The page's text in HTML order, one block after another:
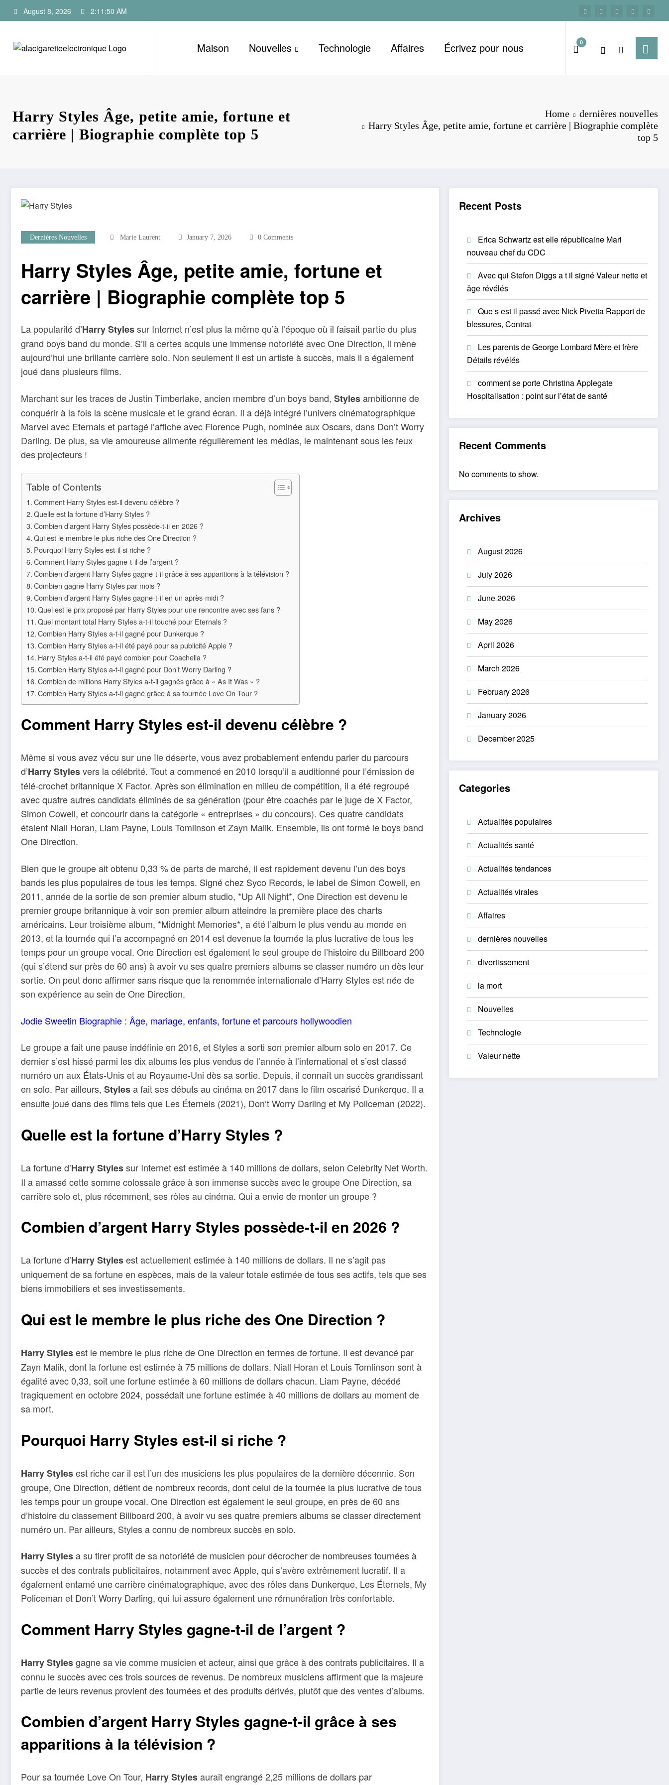
to
August 8, 2026 2:11:51 AM
Maison Nouvelles Technologie Affaires Écrivez pour nous 0
Harry Styles Âge, petite amie, fortune et
carrière | Biographie complète top 5
Home
dernières nouvelles
Harry Styles Âge, petite amie, fortune et carrière | Biographie complète
top 5
Dernières Nouvelles Marie Laurent January 7, 2026 0 Comments
Harry Styles Âge, petite amie, fortune et
carrière | Biographie complète top 5
La popularité d’Harry Stylessur Internet n’est plus la même qu’à l’époque où il faisait partie du plus
grand boys band du monde. S’il a certes acquis une immense notoriété avec One Direction, il mène
aujourd’hui une brillante carrière solo. Non seulement il est un artiste à succès, mais il a également
joué dans plusieurs films.
Marchant sur les traces de Justin Timberlake, ancien membre d’un boys band, Stylesambitionne de
conquérir à la fois la scène musicale et le grand écran. Il a déjà intégré l’univers cinématographique
Marvel avec Eternals et partagé l’affiche avec Florence Pugh, nominée aux Oscars, dans Don’t Worry
Darling. De plus, sa vie amoureuse alimente régulièrement les médias, le maintenant sous les feux
des projecteurs !
Table of Contents
Comment Harry Styles est-il devenu célèbre ?
Quelle est la fortune d’Harry Styles ?
Combien d’argent Harry Styles possède-t-il en 2026 ?
Qui est le membre le plus riche des One Direction ?
Pourquoi Harry Styles est-il si riche ?
Comment Harry Styles gagne-t-il de l’argent ?
Combien d’argent Harry Styles gagne-t-il grâce à ses apparitions à la télévision ?
Combien gagne Harry Styles par mois ?
Combien d’argent Harry Styles gagne-t-il en un après-midi ?
Quel est le prix proposé par Harry Styles pour une rencontre avec ses fans ?
Quel montant total Harry Styles a-t-il touché pour Eternals ?
Combien Harry Styles a-t-il gagné pour Dunkerque ?
Combien Harry Styles a-t-il été payé pour sa publicité Apple ?
Harry Styles a-t-il été payé combien pour Coachella ?
Combien Harry Styles a-t-il gagné pour Don’t Worry Darling ?
Combien de millions Harry Styles a-t-il gagnés grâce à « As It Was » ?
Combien Harry Styles a-t-il gagné grâce à sa tournée Love On Tour ?
Comment Harry Styles est-il devenu célèbre ?
Même si vous avez vécu sur une île déserte, vous avez probablement entendu parler du parcours
d’Harry Stylesvers la célébrité. Tout a commencé en 2010 lorsqu’il a auditionné pour l’émission de
télé-crochet britannique X Factor. Après son élimination en milieu de compétition, il a été regroupé
avec quatre autres candidats éliminés de sa génération (pour être coachés par le juge de X Factor,
Simon Cowell, et concourir dans la catégorie « entreprises » du concours). Ces quatre candidats
étaient Niall Horan, Liam Payne, Louis Tomlinson et Zayn Malik. Ensemble, ils ont formé le boys band
One Direction.
Bien que le groupe ait obtenu 0,33 % de parts de marché, il est rapidement devenu l’un des boys
bands les plus populaires de tous les temps. Signé chez Syco Records, le label de Simon Cowell, en
2011, année de la sortie de son premier album studio, *Up All Night*, One Direction est devenu le
premier groupe britannique à voir son premier album atteindre la première place des charts
américains. Leur troisième album, *Midnight Memories*, a été l’album le plus vendu au monde en
2013, et la tournée qui l’a accompagné en 2014 est devenue la tournée la plus lucrative de tous les
temps pour un groupe vocal. One Direction est également le seul groupe de l’histoire du Billboard 200
(qui s’étend sur près de 60 ans) à avoir vu ses quatre premiers albums se classer numéro un dès leur
sortie. On peut donc affirmer sans risque que la renommée internationale d’Harry Styles est née de
son expérience au sein de One Direction.
Jodie Sweetin Biographie : Âge, mariage, enfants, fortune et parcours hollywoodien
Le groupe a fait une pause indéfinie en 2016, et Styles a sorti son premier album solo en 2017. Ce
dernier s’est hissé parmi les dix albums les plus vendus de l’année à l’international et s’est classé
numéro un aux États-Unis et au Royaume-Uni dès sa sortie. Depuis, il connaît un succès grandissant
en solo. Par ailleurs, Stylesa fait ses débuts au cinéma en 2017 dans le film oscarisé Dunkerque. Il a
ensuite joué dans des films tels que Les Éternels (2021), Don’t Worry Darling et My Policeman (2022).
Quelle est la fortune d’Harry Styles ?
La fortune d’Harry Stylessur Internet est estimée à 140 millions de dollars, selon Celebrity Net Worth.
Il a amassé cette somme colossale grâce à son immense succès avec le groupe One Direction, sa
carrière solo et, plus récemment, ses rôles au cinéma. Qui a envie de monter un groupe ?
Combien d’argent Harry Styles possède-t-il en 2026 ?
La fortune d’Harry Stylesest actuellement estimée à 140 millions de dollars. Il ne s’agit pas
uniquement de sa fortune en espèces, mais de la valeur totale estimée de tous ses actifs, tels que ses
biens immobiliers et ses investissements.
Qui est le membre le plus riche des One Direction ?
Harry Stylesest le membre le plus riche de One Direction en termes de fortune. Il est devancé par
Zayn Malik, dont la fortune est estimée à 75 millions de dollars. Niall Horan et Louis Tomlinson sont à
égalité avec 0,33, soit une fortune estimée à 60 millions de dollars chacun. Liam Payne, décédé
tragiquement en octobre 2024, possédait une fortune estimée à 40 millions de dollars au moment de
sa mort.
Pourquoi Harry Styles est-il si riche ?
Harry Stylesest riche car il est l’un des musiciens les plus populaires de la dernière décennie. Son
groupe, One Direction, détient de nombreux records, dont celui de la tournée la plus lucrative de tous
les temps pour un groupe vocal. One Direction est également le seul groupe, en près de 60 ans
d’histoire du classement Billboard 200, à avoir vu ses quatre premiers albums se classer directement
numéro un. Par ailleurs, Styles a connu de nombreux succès en solo.
Harry Stylesa su tirer profit de sa notoriété de musicien pour décrocher de nombreuses tournées à
succès et des contrats publicitaires, notamment avec Apple, qui s’avère extrêmement lucratif. Il a
également entamé une carrière cinématographique, avec des rôles dans Dunkerque, Les Éternels, My
Policeman et Don’t Worry Darling, qui lui assure également une rémunération très confortable.
Comment Harry Styles gagne-t-il de l’argent ?
Harry Stylesgagne sa vie comme musicien et acteur, ainsi que grâce à des contrats publicitaires. Il a
connu le succès avec ces trois sources de revenus. De nombreux musiciens affirment que la majeure
partie de leurs revenus provient des tournées et des produits dérivés, plutôt que des ventes d’albums.
Combien d’argent Harry Styles gagne-t-il grâce à ses
apparitions à la télévision ?
Pour sa tournée Love On Tour, Harry Stylesaurait engrangé 2,25 millions de dollars par
Recent Posts
Erica Schwartz est elle républicaine Mari
nouveau chef du CDC
Avec qui Stefon Diggs a t il signé Valeur nette et
âge révélés
Que s est il passé avec Nick Pivetta Rapport de
blessures, Contrat
Les parents de George Lombard Mère et frère
Détails révélés
comment se porte Christina Applegate
Hospitalisation : point sur l’état de santé
Recent Comments
No comments to show.
Archives
August 2026
July 2026
June 2026
May 2026
April 2026
March 2026
February 2026
January 2026
December 2025
Categories
Actualités populaires
Actualités santé
Actualités tendances
Actualités virales
Affaires
dernières nouvelles
divertissement
la mort
Nouvelles
Technologie
Valeur nette